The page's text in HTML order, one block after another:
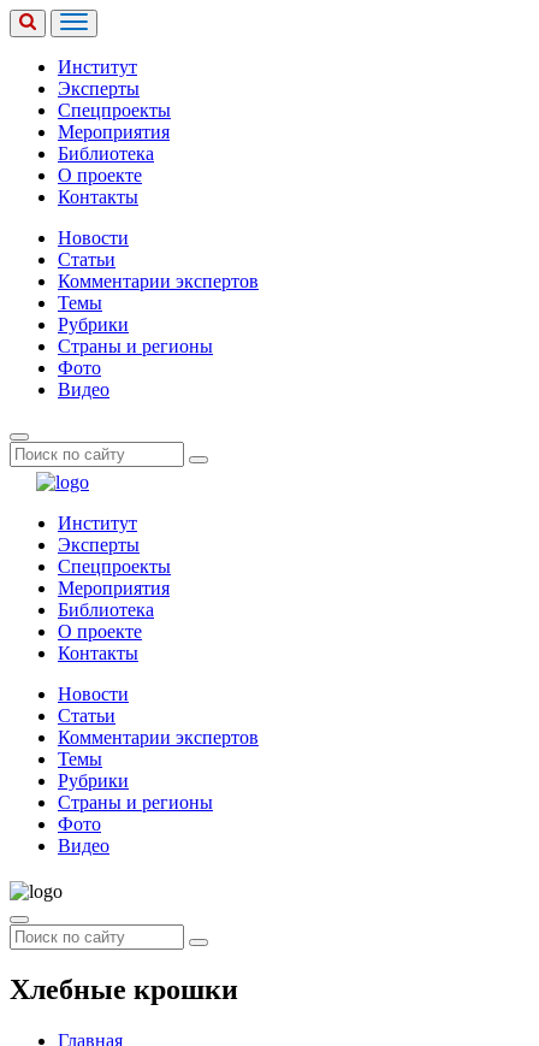
Институт
Эксперты
Спецпроекты
Мероприятия
Библиотека
О проекте
Контакты
Новости
Статьи
Комментарии экспертов
Темы
Рубрики
Страны и регионы
Фото
Видео
Институт
Эксперты
Спецпроекты
Мероприятия
Библиотека
О проекте
Контакты
Новости
Статьи
Комментарии экспертов
Темы
Рубрики
Страны и регионы
Фото
Видео
Хлебные крошки
Главная